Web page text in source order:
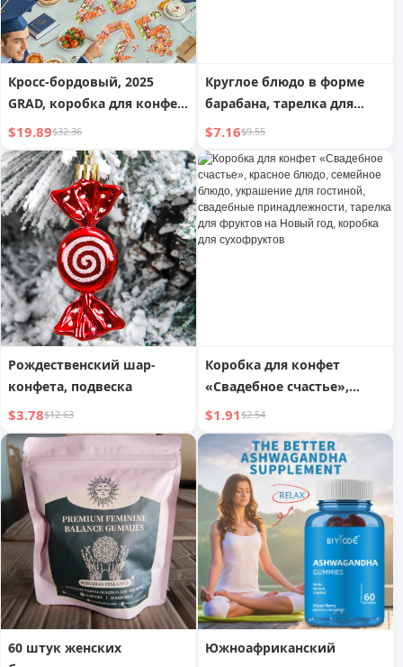
Кросс-бордовый, 2025
GRAD, коробка для конфет,
буквенная коробка для
закусок, креативная
выпускная тарелка,
коробка для хранения,
орехи, закуски, конфеты,
сухофрукты
$19.89$32.36
Круглое блюдо в форме
барабана, тарелка для
фруктов, гостиная,
домашнее блюдо для
закусок, доступная
роскошь, чайный столик,
десерт, конфеты,
отделения, поднос для
$7.16$9.55
Рождественский шар-
конфета, подвеска
$3.78$12.63
Коробка для конфет
«Свадебное счастье»,
красное блюдо, семейное
блюдо, украшение для
гостиной, свадебные
принадлежности, тарелка
для фруктов на Новый
год, коробка для
сухофруктов
$1.91$2.54
60 штук женских
Южноафриканский